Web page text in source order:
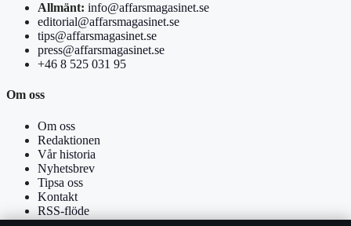
Allmänt: info@affarsmagasinet.se
editorial@affarsmagasinet.se
tips@affarsmagasinet.se
press@affarsmagasinet.se
+46 8 525 031 95
Om oss
Om oss
Redaktionen
Vår historia
Nyhetsbrev
Tipsa oss
Kontakt
RSS-flöde